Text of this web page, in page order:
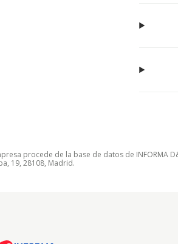
procede de la base de datos de INFORMA
19, 28108, Madrid.